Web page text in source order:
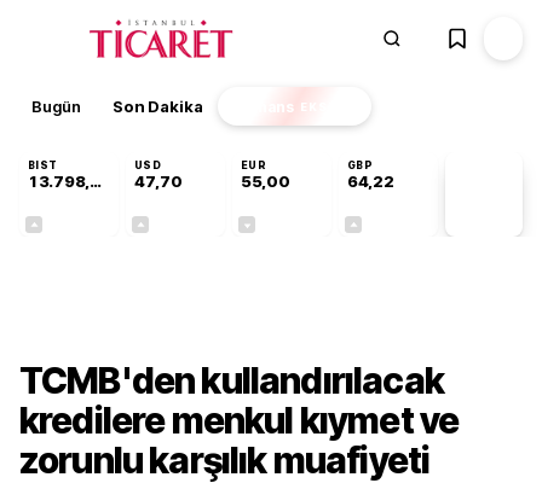
Bugün Son Dakika Finans EKSTRA
BIST
13.798,82
USD
47,70
EUR
55,00
GBP
64,22
TCMB'den kullandırılacak
kredilere menkul kıymet ve
zorunlu karşılık muafiyeti